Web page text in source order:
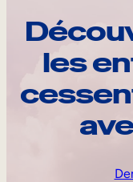
les